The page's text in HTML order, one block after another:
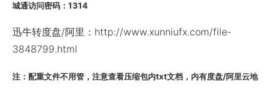
城通访问密码：1314
迅牛转度盘/阿里：http://www.xunniufx.com/file-
3848799.html
注：配重文件不用管，注意查看压缩包内txt文档，内有度盘/阿里云地